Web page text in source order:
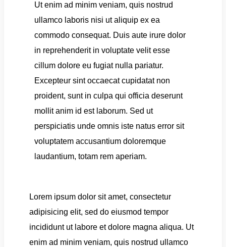
Ut enim ad minim veniam, quis nostrud
ullamco laboris nisi ut aliquip ex ea
commodo consequat. Duis aute irure dolor
in reprehenderit in voluptate velit esse
cillum dolore eu fugiat nulla pariatur.
Excepteur sint occaecat cupidatat non
proident, sunt in culpa qui officia deserunt
mollit anim id est laborum. Sed ut
perspiciatis unde omnis iste natus error sit
voluptatem accusantium doloremque
laudantium, totam rem aperiam.
Lorem ipsum dolor sit amet, consectetur
adipisicing elit, sed do eiusmod tempor
incididunt ut labore et dolore magna aliqua. Ut
enim ad minim veniam, quis nostrud ullamco